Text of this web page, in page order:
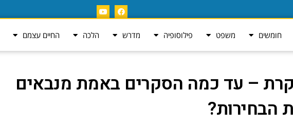
חומשים משפט פילוסופיה מדרש הלכה החיים עצמם
– עד כמה הסקרים באמת מנבאים
הבחירות?